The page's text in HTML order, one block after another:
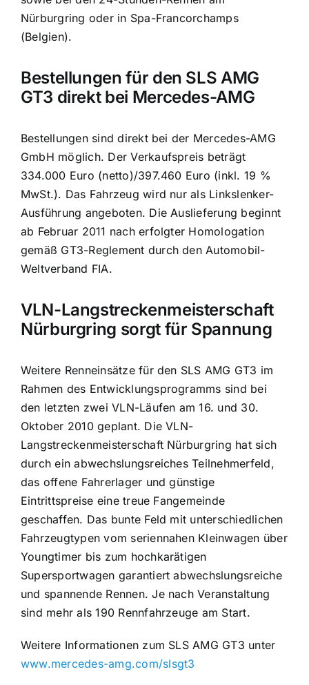
Nürburgring oder in Spa-Francorchamps
(Belgien).
Bestellungen für den SLS AMG
GT3 direkt bei Mercedes-AMG
Bestellungen sind direkt bei der Mercedes-AMG
GmbH möglich. Der Verkaufspreis beträgt
334.000 Euro (netto)/397.460 Euro (inkl. 19 %
MwSt.). Das Fahrzeug wird nur als Linkslenker-
Ausführung angeboten. Die Auslieferung beginnt
ab Februar 2011 nach erfolgter Homologation
gemäß GT3-Reglement durch den Automobil-
Weltverband FIA.
VLN-Langstreckenmeisterschaft
Nürburgring sorgt für Spannung
Weitere Renneinsätze für den SLS AMG GT3 im
Rahmen des Entwicklungsprogramms sind bei
den letzten zwei VLN-Läufen am 16. und 30.
Oktober 2010 geplant. Die VLN-
Langstreckenmeisterschaft Nürburgring hat sich
durch ein abwechslungsreiches Teilnehmerfeld,
das offene Fahrerlager und günstige
Eintrittspreise eine treue Fangemeinde
geschaffen. Das bunte Feld mit unterschiedlichen
Fahrzeugtypen vom seriennahen Kleinwagen über
Youngtimer bis zum hochkarätigen
Supersportwagen garantiert abwechslungsreiche
und spannende Rennen. Je nach Veranstaltung
sind mehr als 190 Rennfahrzeuge am Start.
Weitere Informationen zum SLS AMG GT3 unter
www.mercedes-amg.com/slsgt3